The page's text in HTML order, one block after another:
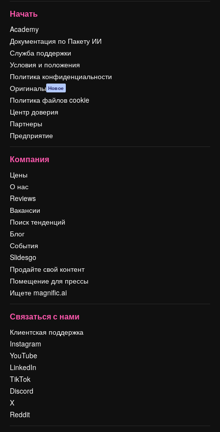
Начать
Academy
Документация по Пакету ИИ
Служба поддержки
Условия и положения
Политика конфиденциальности
Оригиналы Новое
Политика файлов cookie
Центр доверия
Партнеры
Предприятие
Компания
Цены
О нас
Reviews
Вакансии
Поиск тенденций
Блог
События
Slidesgo
Продайте свой контент
Помещение для прессы
Ищете magnific.ai
Связаться с нами
Клиентская поддержка
Instagram
YouTube
LinkedIn
TikTok
Discord
X
Reddit